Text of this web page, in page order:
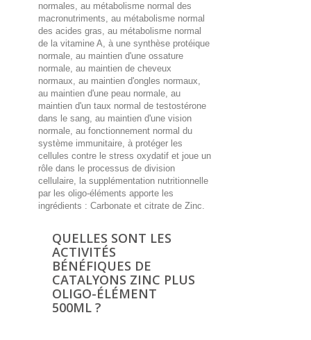
normales, au métabolisme normal des
macronutriments, au métabolisme normal
des acides gras, au métabolisme normal
de la vitamine A, à une synthèse protéique
normale, au maintien d'une ossature
normale, au maintien de cheveux
normaux, au maintien d'ongles normaux,
au maintien d'une peau normale, au
maintien d'un taux normal de testostérone
dans le sang, au maintien d'une vision
normale, au fonctionnement normal du
système immunitaire, à protéger les
cellules contre le stress oxydatif et joue un
rôle dans le processus de division
cellulaire, la supplémentation nutritionnelle
par les oligo-éléments apporte les
ingrédients : Carbonate et citrate de Zinc.
QUELLES SONT LES
ACTIVITÉS
BÉNÉFIQUES DE
CATALYONS ZINC PLUS
OLIGO-ÉLÉMENT
500ML ?